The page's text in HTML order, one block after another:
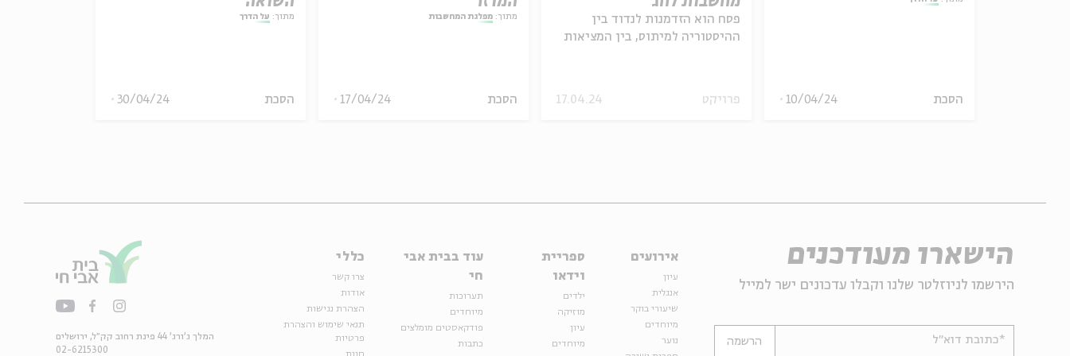
מתוך: על הדרך
הסכת 30/04/24
מתוך: מפלגת המחשבות
הסכת 17/04/24
פסח הוא הזדמנות לנדוד בין
ההיסטוריה למיתוס, בין המציאות
פרויקט 17.04.24 הסכת 10/04/24
הישארו מעודכנים
הירשמו לניוזלטר שלנו וקבלו עדכונים ישר למייל
*כתובת דוא"ל הרשמה
אירועים
עיון
אנגלית
שיעורי בוקר
מיוחדים
נוער
ספריית
וידאו
ילדים
מוזיקה
עיון
מיוחדים
עוד בבית אבי
חי
תערוכות
מיוחדים
פודקאסטים מומלצים
כתבות
כללי
צרו קשר
אודות
הצהרת נגישות
תנאי שימוש והצהרת
פרטיות
המלך ג'ורג' 44 פינת רחוב קק״ל, ירושלים
02-6215300